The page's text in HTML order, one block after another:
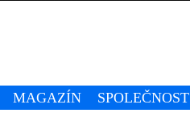
MAGAZÍN SPOLEČNOST